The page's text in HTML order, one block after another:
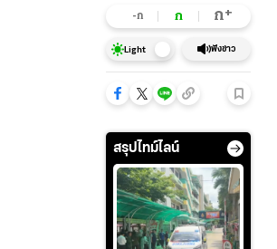
-ก ก ก+
Light ฟังข่าว
สรุปไทม์ไลน์